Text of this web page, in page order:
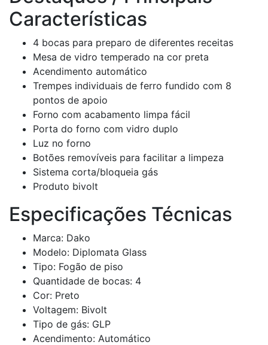
Características
4 bocas para preparo de diferentes receitas
Mesa de vidro temperado na cor preta
Acendimento automático
Trempes individuais de ferro fundido com 8
pontos de apoio
Forno com acabamento limpa fácil
Porta do forno com vidro duplo
Luz no forno
Botões removíveis para facilitar a limpeza
Sistema corta/bloqueia gás
Produto bivolt
Especificações Técnicas
Marca: Dako
Modelo: Diplomata Glass
Tipo: Fogão de piso
Quantidade de bocas: 4
Cor: Preto
Voltagem: Bivolt
Tipo de gás: GLP
Acendimento: Automático